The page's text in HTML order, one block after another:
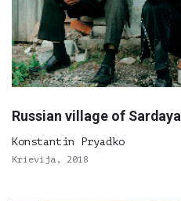
Russian village of Sardayal
Konstantin Pryadko
Krievija, 2018